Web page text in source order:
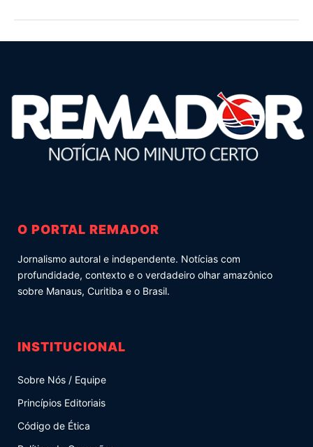
O PORTAL REMADOR
Jornalismo autoral e independente. Notícias com
profundidade, contexto e o verdadeiro olhar amazônico
sobre Manaus, Curitiba e o Brasil.
INSTITUCIONAL
Sobre Nós / Equipe
Princípios Editoriais
Código de Ética